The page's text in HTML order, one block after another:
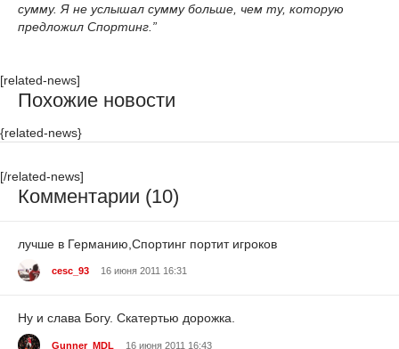
сумму. Я не услышал сумму больше, чем ту, которую
предложил Спортинг.”
[related-news]
Похожие новости
{related-news}
[/related-news]
Комментарии (10)
лучше в Германию,Спортинг портит игроков
cesc_93 16 июня 2011 16:31
Ну и слава Богу. Скатертью дорожка.
Gunner_MDL 16 июня 2011 16:43